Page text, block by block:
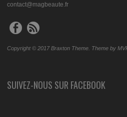
contact@magbeaute.fr
Copyright © 2017 Braxton Theme. Theme by
SUIVEZ-NOUS SUR FACEBOOK